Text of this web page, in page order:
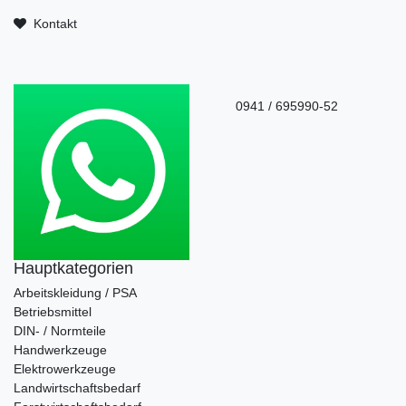
Kontakt
0941 / 695990-52
Hauptkategorien
Arbeitskleidung / PSA
Betriebsmittel
DIN- / Normteile
Handwerkzeuge
Elektrowerkzeuge
Landwirtschaftsbedarf